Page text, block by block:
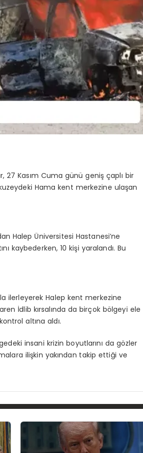
27 Kasım Cuma günü geniş çaplı bir
Hama kent merkezine ulaşan
Halep Üniversitesi Hastanesi’ne
kaybederken, 10 kişi yaralandı. Bu
ilerleyerek Halep kent merkezine
İdlib kırsalında da birçok bölgeyi ele
altına aldı.
insani krizin boyutlarını da gözler
ilişkin yakından takip ettiği ve